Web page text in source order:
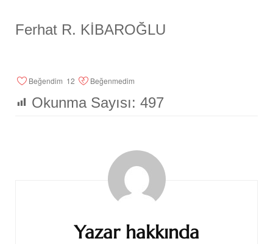
Ferhat R. KİBAROĞLU
Beğendim 12 Beğenmedim
Okunma Sayısı: 497
Yazar hakkında